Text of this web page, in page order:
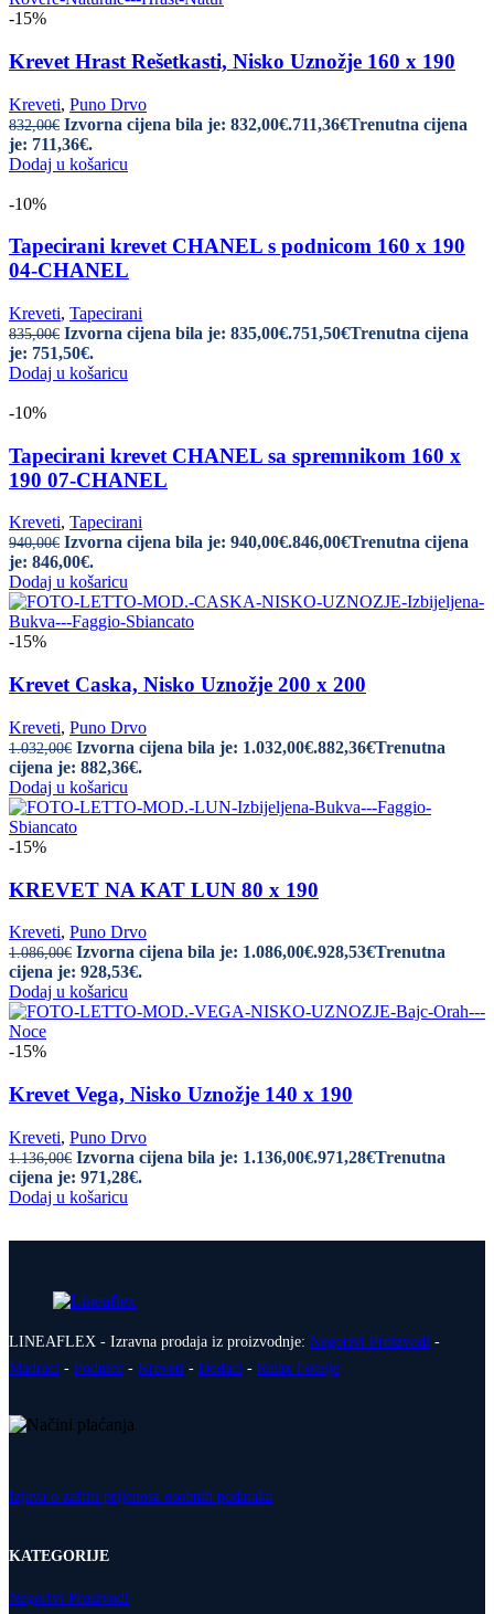
-15%
Krevet Hrast Rešetkasti, Nisko Uznožje 160 x 190
Kreveti, Puno Drvo
832,00€ Izvorna cijena bila je: 832,00€.711,36€Trenutna cijena
je: 711,36€.
Dodaj u košaricu
-10%
Tapecirani krevet CHANEL s podnicom 160 x 190
04-CHANEL
Kreveti, Tapecirani
835,00€ Izvorna cijena bila je: 835,00€.751,50€Trenutna cijena
je: 751,50€.
Dodaj u košaricu
-10%
Tapecirani krevet CHANEL sa spremnikom 160 x
190 07-CHANEL
Kreveti, Tapecirani
940,00€ Izvorna cijena bila je: 940,00€.846,00€Trenutna cijena
je: 846,00€.
Dodaj u košaricu
-15%
Krevet Caska, Nisko Uznožje 200 x 200
Kreveti, Puno Drvo
1.032,00€ Izvorna cijena bila je: 1.032,00€.882,36€Trenutna
cijena je: 882,36€.
Dodaj u košaricu
-15%
KREVET NA KAT LUN 80 x 190
Kreveti, Puno Drvo
1.086,00€ Izvorna cijena bila je: 1.086,00€.928,53€Trenutna
cijena je: 928,53€.
Dodaj u košaricu
-15%
Krevet Vega, Nisko Uznožje 140 x 190
Kreveti, Puno Drvo
1.136,00€ Izvorna cijena bila je: 1.136,00€.971,28€Trenutna
cijena je: 971,28€.
Dodaj u košaricu
LINEAFLEX - Izravna prodaja iz proizvodnje: Negorivi Proizvodi -
Madraci - Podnice - Kreveti - Dodaci - Relax Fotelje
Izjava o zaštiti prijenosa osobnih podataka
KATEGORIJE
Negorivi Proizvodi